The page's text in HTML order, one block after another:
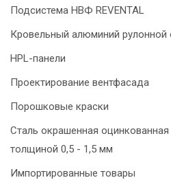
Подсистема НВФ REVENTAL
Кровельный алюминий рулонной
HPL-панели
Проектирование вентфасада
Порошковые краски
Сталь окрашенная оцинкованная
толщиной 0,5 - 1,5 мм
Импортированные товары